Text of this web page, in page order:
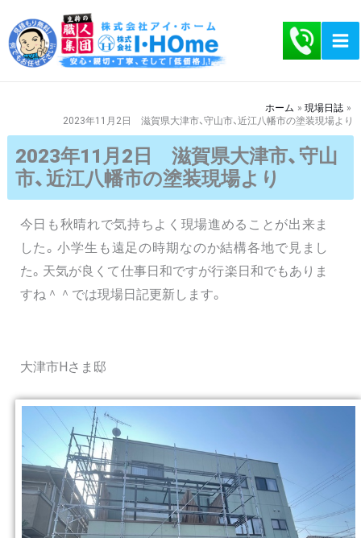
容
を
ホーム
現場日誌
2023年11月2日 滋賀県大津市、守山市、近江八幡市の塗装現場より
2023年11月2日 滋賀県大津市、守山
市、近江八幡市の塗装現場より
今日も秋晴れで気持ちよく現場進めることが出来ま
した。小学生も遠足の時期なのか結構各地で見まし
た。天気が良くて仕事日和ですが行楽日和でもありま
すね＾＾では現場日記更新します。
大津市Hさま邸